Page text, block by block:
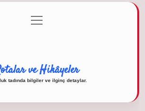
Gizlilik Politikası
menüyü
aç
ve Hikâyeler
tadında bilgiler ve ilginç detaylar.